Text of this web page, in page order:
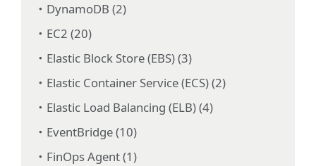
DynamoDB (2)
EC2 (20)
Elastic Block Store (EBS) (3)
Elastic Container Service (ECS) (2)
Elastic Load Balancing (ELB) (4)
EventBridge (10)
FinOps Agent (1)